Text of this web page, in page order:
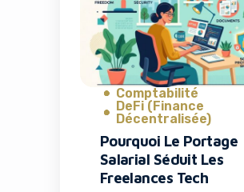
les entrepreneurs, les
marketeurs digitaux […]
Comptabilité
DeFi (Finance
Décentralisée)
Pourquoi Le Portage
Salarial Séduit Les
Freelances Tech